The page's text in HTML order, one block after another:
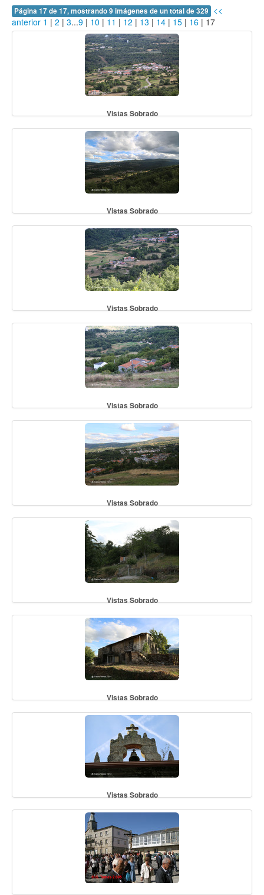
Página 17 de 17, mostrando 9 imágenes de un total de 329 <<
anterior 1 | 2 | 3...9 | 10 | 11 | 12 | 13 | 14 | 15 | 16 | 17
Vistas Sobrado
Vistas Sobrado
Vistas Sobrado
Vistas Sobrado
Vistas Sobrado
Vistas Sobrado
Vistas Sobrado
Vistas Sobrado